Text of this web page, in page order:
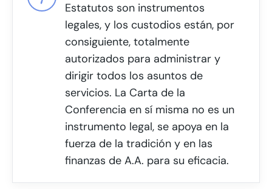
Estatutos son instrumentos
legales, y los custodios están, por
consiguiente, totalmente
autorizados para administrar y
dirigir todos los asuntos de
servicios. La Carta de la
Conferencia en sí misma no es un
instrumento legal, se apoya en la
fuerza de la tradición y en las
finanzas de A.A. para su eficacia.